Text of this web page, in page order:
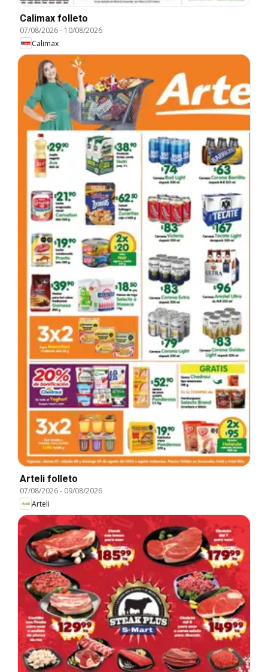
Calimax folleto
07/08/2026- 10/08/2026
Calimax
Arteli folleto
07/08/2026- 09/08/2026
Arteli